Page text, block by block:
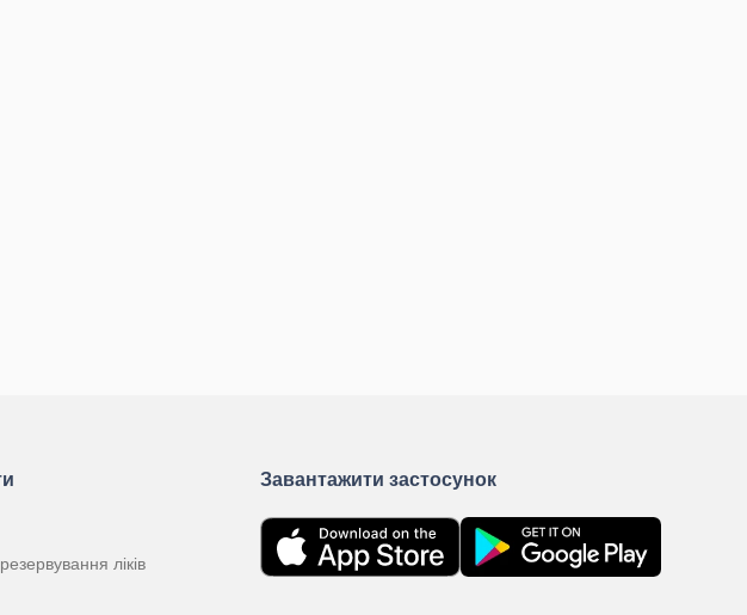
ліків
Завантажити застосунок